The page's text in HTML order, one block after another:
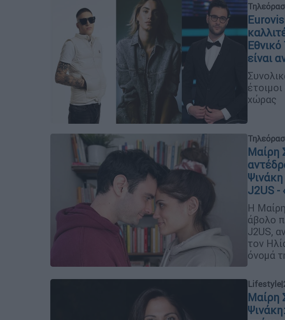
Εθνικό
είναι
χώρας
Μαίρη
J2US -
Η
άβολο
J2US,
τον
όνομά
Lifestyle|
Μαίρη